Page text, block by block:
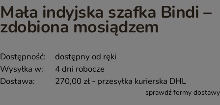
Mała indyjska szafka Bindi –
zdobiona mosiądzem
Dostępność:
dostępny od ręki
Wysyłka w:
4 dni robocze
Dostawa:
270,00 zł - przesyłka kurierska DHL
sprawdź formy dostawy